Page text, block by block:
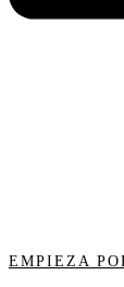
EMPIEZA